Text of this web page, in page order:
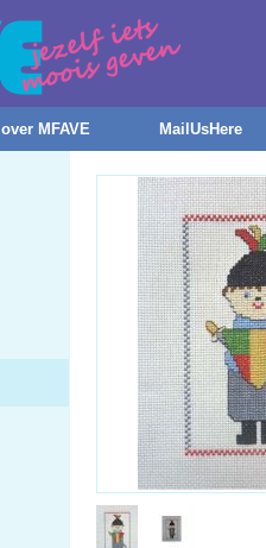
over MFAVE MailUsHere